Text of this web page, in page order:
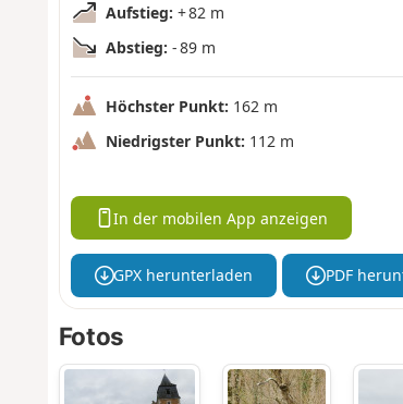
Aufstieg: + 82 m
Abstieg: - 89 m
Höchster Punkt: 162 m
Niedrigster Punkt: 112 m
In der mobilen App anzeigen
GPX herunterladen PDF
Fotos